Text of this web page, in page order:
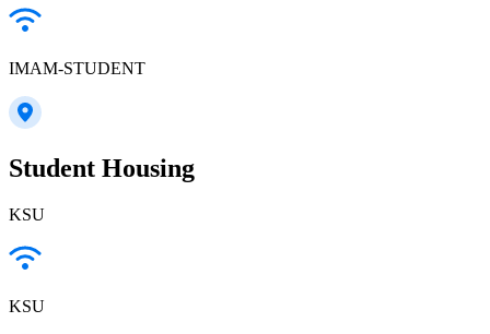
IMAM-STUDENT
Student Housing
KSU
KSU